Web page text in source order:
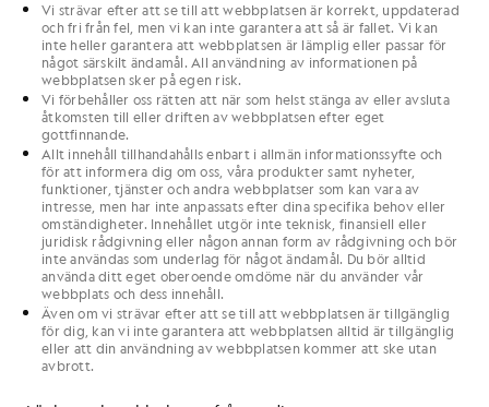
Vi strävar efter att se till attwebbplatsenär korrekt, uppdaterad
och fri från fel, men vi kan inte garantera att så är fallet. Vi kan
inte heller garantera att webbplatsen är lämplig eller passar för
något särskilt ändamål. All användning av informationen på
webbplatsensker påegen risk.
Vi förbehåller oss rätten att när som helst stänga av eller avsluta
åtkomsten till eller driften avwebbplatsenefter eget
gottfinnande.
Allt innehåll tillhandahålls enbart i allmän informationssyfte och
för att informera dig omoss våra produkter samt nyheter,
funktioner, tjänster och andra webbplatser som kan vara av
intresse, men har inte anpassats efter dinaspecifika behov eller
omständigheter. Innehållet utgör inte teknisk, finansiell eller
juridisk rådgivning eller någon annan form av rådgivning och bör
inte användas som underlag för något ändamål. Du bör alltid
användaditt eget oberoende omdöme när du använder vår
webbplats och dess innehåll.
Även om vi strävar efter att se till attwebbplatsenär tillgänglig
för dig , kanvi inte garantera att webbplatsen alltid är tillgänglig
eller att din användning avwebbplatsenkommer att ske utan
avbrott.